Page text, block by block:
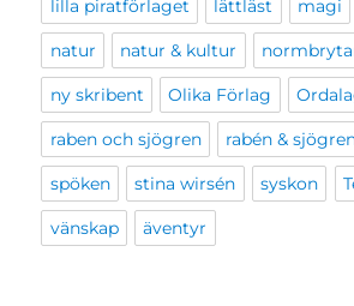
lilla piratförlaget lättläst magi
natur natur & kultur
ny skribent Olika Förlag
raben och sjögren rabén &
spöken stina wirsén syskon
vänskap äventyr